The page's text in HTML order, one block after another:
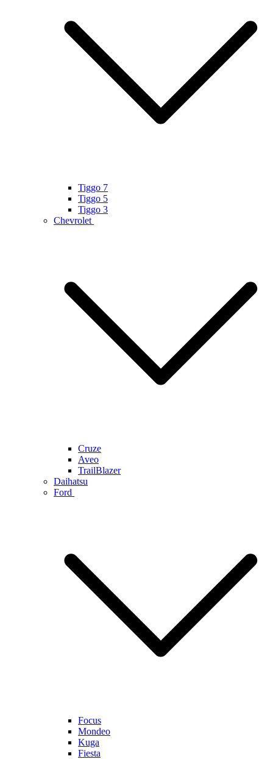
Tiggo 7
Tiggo 5
Tiggo 3
Chevrolet
Cruze
Aveo
TrailBlazer
Daihatsu
Ford
Focus
Mondeo
Kuga
Fiesta